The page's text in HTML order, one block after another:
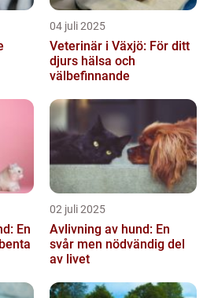
04 juli 2025
Veterinär i Växjö: För ditt
djurs hälsa och
välbefinnande
En
02 juli 2025
Avlivning av hund: En
svår men nödvändig del
av livet